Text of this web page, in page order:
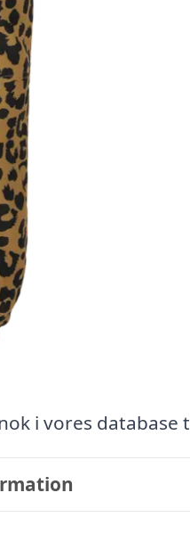
i vores database